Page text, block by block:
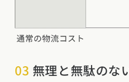
03 無理と無駄のな
和歌山県 (5)
広島県 (14) 岡山県 (8)鳥取